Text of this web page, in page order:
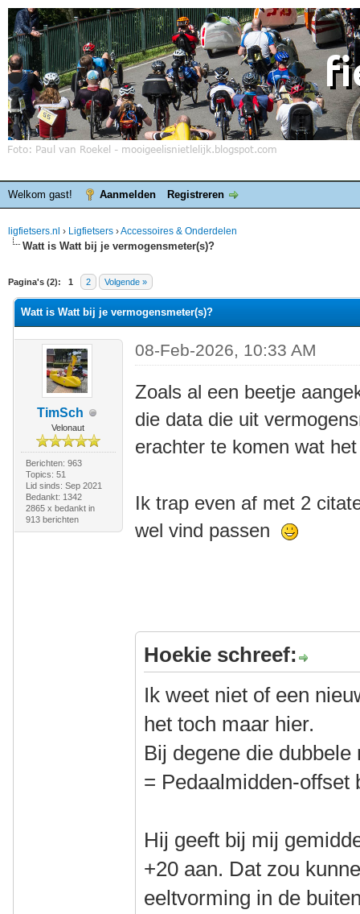
Welkom gast! Aanmelden Registreren
ligfietsers.nl › Ligfietsers ›Accessoires & Onderdelen
Watt is Watt bij je vermogensmeter(s)?
Pagina's (2): 1 2 Volgende »
waardering is 0
Watt is Watt bij je vermogensmeter(s)?
TimSch
Velonaut
Berichten: 963
Topics: 51
Lid sinds: Sep 2021
Bedankt: 1342
2865 x bedankt in
913 berichten
08-Feb-2026, 10:33 AM
Zoals al een beetje
die data die uit
erachter te komen wat
Ik trap even af met 2
wel vind passen
Hoekie schreef:
Ik weet niet of een
het toch maar hier.
Bij degene die
= Pedaalmidden-offset
Hij geeft bij mij
+20 aan. Dat zou
eeltvorming in de